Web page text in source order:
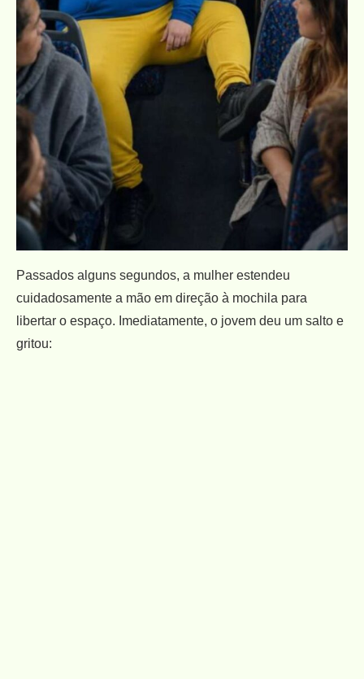
Passados alguns segundos, a mulher estendeu
cuidadosamente a mão em direção à mochila para
libertar o espaço. Imediatamente, o jovem deu um salto e
gritou: